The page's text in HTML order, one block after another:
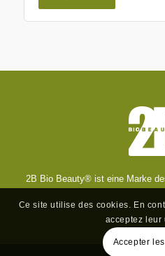
2B Bio Beauty® ist eine Marke
Ce site utilise des cookies. En
acceptez leur
Accepter